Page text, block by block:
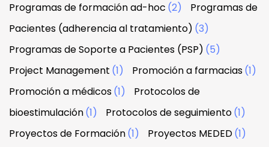
Programas de formación ad-hoc (2)
Programas de
Pacientes (adherencia al tratamiento) (3)
Programas de Soporte a Pacientes (PSP) (5)
Project Management (1) Promoción a farmacias(1)
Promoción a médicos(1)
Protocolos de
bioestimulación(1) Protocolos de seguimiento(1)
Proyectos de Formación(1) Proyectos MEDED(1)